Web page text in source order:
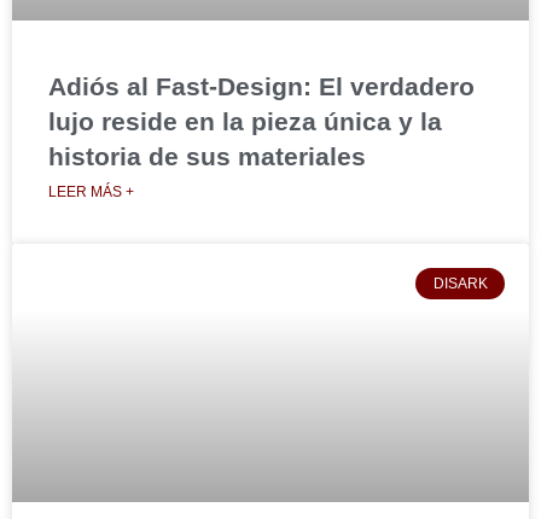
Adiós al Fast-Design: El verdadero
lujo reside en la pieza única y la
historia de sus materiales
LEER MÁS +
DISARK